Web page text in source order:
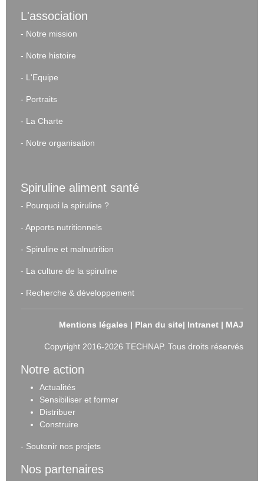
L'association
- Notre mission
- Notre histoire
- L'Equipe
- Portraits
- La Charte
- Notre organisation
Spiruline aliment santé
- Pourquoi la spiruline ?
- Apports nutritionnels
- Spiruline et malnutrition
- La culture de la spiruline
- Recherche & développement
Mentions légales | Plan du site| Intranet | MAJ
Copyright 2016-2026 TECHNAP. Tous droits réservés
Notre action
Actualités
Sensibiliser et former
Distribuer
Construire
- Soutenir nos projets
Nos partenaires